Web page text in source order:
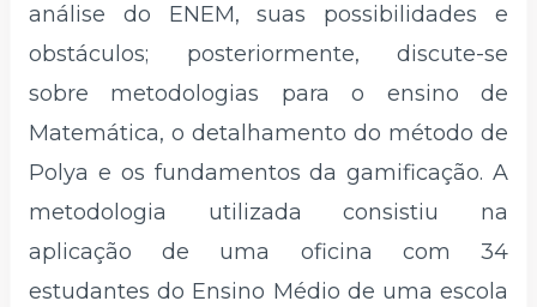
análise do ENEM, suas possibilidades e
obstáculos; posteriormente, discute-se
sobre metodologias para o ensino de
Matemática, o detalhamento do método de
Polya e os fundamentos da gamificação. A
metodologia utilizada consistiu na
aplicação de uma oficina com 34
estudantes do Ensino Médio de uma escola